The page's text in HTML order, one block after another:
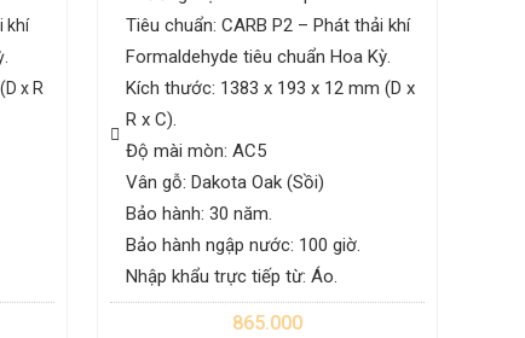
khí
x R
Tiêu chuẩn: CARB P2 – Phát thải khí
Formaldehyde tiêu chuẩn Hoa Kỳ.
Kích thước: 1383 x 193 x 12 mm (D x
R x C).
Độ mài mòn: AC5
Vân gỗ: Dakota Oak (Sồi)
Bảo hành: 30 năm.
Bảo hành ngập nước: 100 giờ.
Nhập khẩu trực tiếp từ: Áo.
865.000